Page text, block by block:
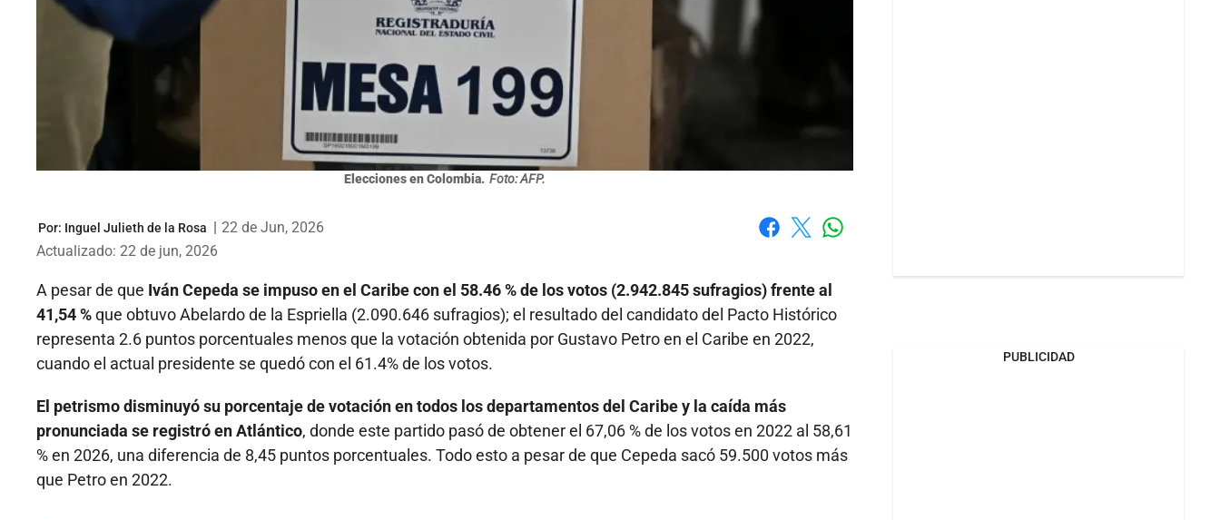
Elecciones en Colombia. Foto: AFP.
Por: Inguel Julieth de la Rosa | 22 de Jun, 2026
Actualizado: 22 de jun, 2026
A pesar de que Iván Cepeda se impuso en el Caribe con el 58.46 % de los votos (2.942.845 sufragios) frente al
41,54 %que obtuvo Abelardo de la Espriella (2.090.646 sufragios); el resultado del candidato del Pacto Histórico
representa 2.6 puntos porcentuales menos que la votación obtenida por Gustavo Petro en el Caribe en 2022,
cuando el actual presidente se quedó con el 61.4% de los votos.
El petrismo disminuyó su porcentaje de votación en todos los departamentos del Caribe y la caída más
pronunciada se registró en Atlántico, donde este partido pasó de obtener el 67,06 % de los votos en 2022 al 58,61
% en 2026, una diferencia de 8,45 puntos porcentuales. Todo esto a pesar de que Cepeda sacó 59.500 votos más
que Petro en 2022.
PUBLICIDAD